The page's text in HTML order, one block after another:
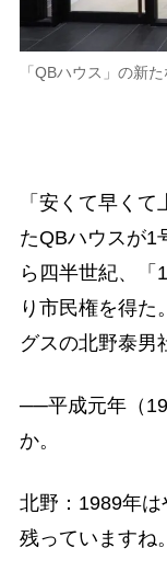
「QBハウス」の新
「安くて早く
たQBハウスが1
ら四半世紀、「
り市民権を得た
グスの北野泰男
──平成元年（
か。
北野：1989年
残っていますね。